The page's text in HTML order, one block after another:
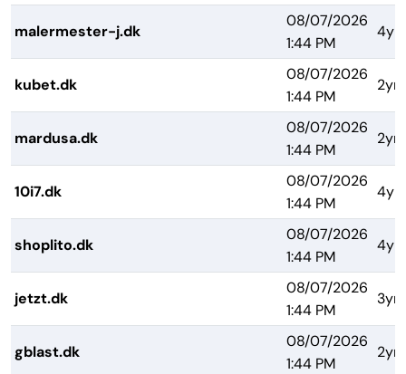
malermester-j.dk
08/07/2026
1:44 PM
4yrs
kubet.dk
08/07/2026
1:44 PM
2yrs
mardusa.dk
08/07/2026
1:44 PM
2yrs
10i7.dk
08/07/2026
1:44 PM
4yrs
shoplito.dk
08/07/2026
1:44 PM
4yrs
jetzt.dk
08/07/2026
1:44 PM
3yrs
gblast.dk
08/07/2026
1:44 PM
2yrs